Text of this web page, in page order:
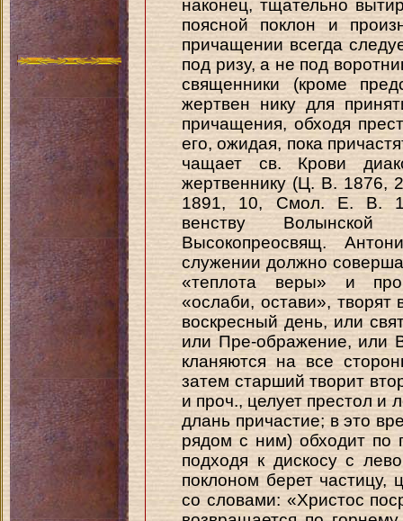
наконец, тщательно
поясной поклон и
причащении всегда
под ризу, а не под
священники (кроме
жертвен нику для
причащения, обходя
его, ожидая, пока
чащает св. Крови
жертвеннику (Ц. В. 1876,
1891, 10, Смол. Е. В.
венству
Высокопреосвящ.
служении должно
«теплота веры» и
«ослаби, остави»,
воскресный день, или
или Пре-ображение, или
кланяются на все
затем старший творит
и проч., целует престол и
длань причастие; в это
рядом с ним) обходит по
подходя к дискосу с
поклоном берет частицу,
со словами: «Христос